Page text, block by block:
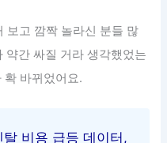
보고 깜짝 놀라신 분들 많
약간 싸질 거라 생각했었는
바뀌었어요.
비용 급등 데이터,